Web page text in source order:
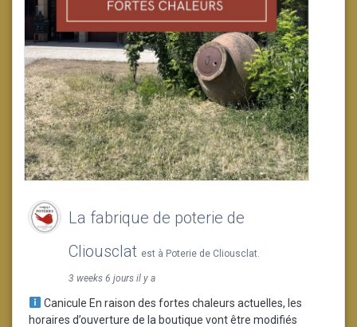
La fabrique de poterie de
Cliousclat est à Poterie de Cliousclat.
3 weeks 6 jours il y a
Canicule En raison des fortes chaleurs actuelles, les
horaires d’ouverture de la boutique vont être modifiés